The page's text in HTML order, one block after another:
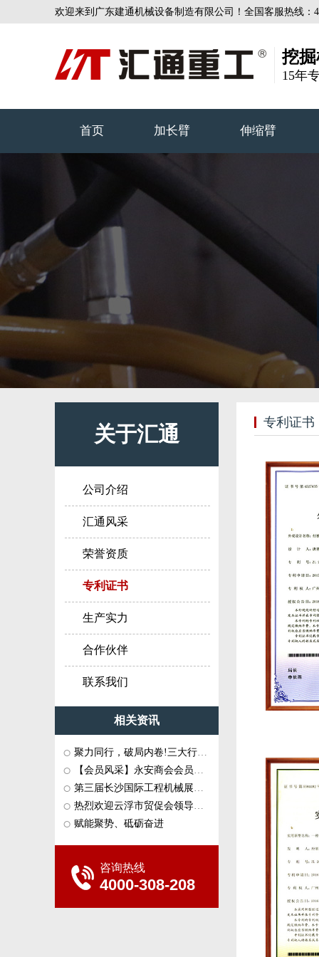
欢迎来到广东建通机械设备制造有限公司！全国客服热线：
挖
15年
首页 加长臂 伸缩臂
关于汇通
公司介绍
汇通风采
荣誉资质
专利证书
生产实力
合作伙伴
联系我们
相关资讯
聚力同行，破局内卷!三大行业商协···
【会员风采】永安商会会员企业：···
第三届长沙国际工程机械展会和中···
热烈欢迎云浮市贸促会领导一行莅···
赋能聚势、砥砺奋进
咨询热线
4000-308-208
专利证书